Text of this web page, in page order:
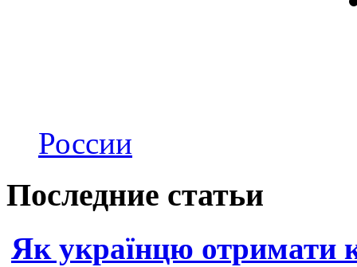
России
Последние статьи
Як українцю отримати